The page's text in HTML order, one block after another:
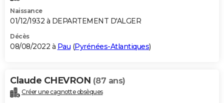
Naissance
01/12/1932 à DEPARTEMENT D'ALGER
Décès
08/08/2022 à Pau (Pyrénées-Atlantiques)
Claude CHEVRON (87 ans)
Créer une cagnotte obsèques